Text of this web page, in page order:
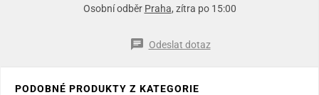
Osobní odběr Praha, zítra po 15:00
Odeslat dotaz
PODOBNÉ PRODUKTY Z KATEGORIE